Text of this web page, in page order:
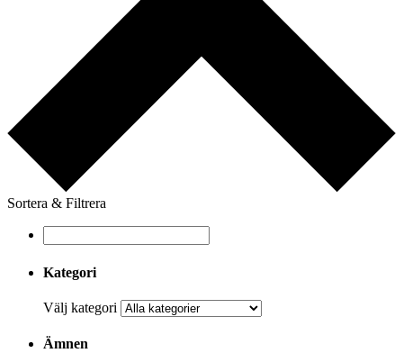
Sortera & Filtrera
Kategori
Välj kategori
Ämnen